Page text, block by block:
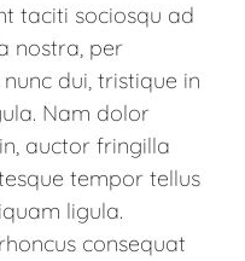
taciti sociosqu ad
nostra, per
dui, tristique in
Nam dolor
auctor fringilla
tempor tellus
ligula.
consequat